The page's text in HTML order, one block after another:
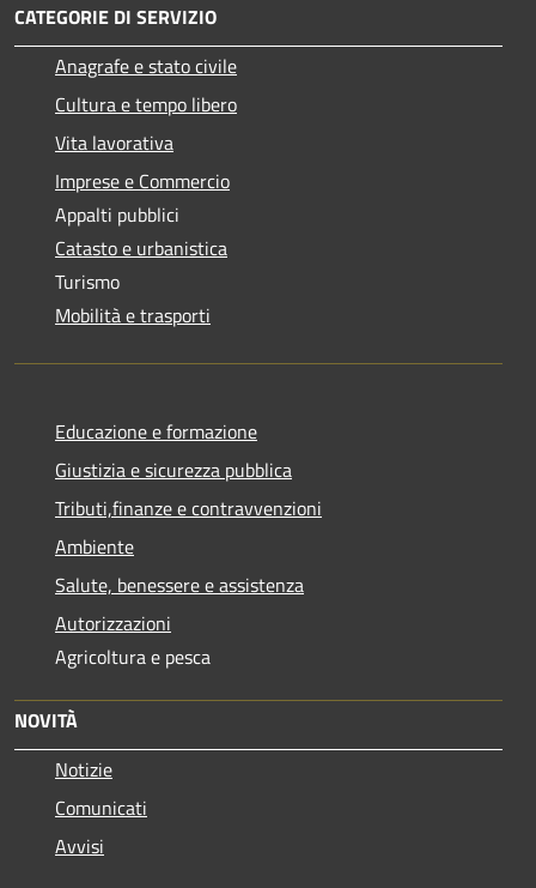
CATEGORIE DI SERVIZIO
Anagrafe e stato civile
Cultura e tempo libero
Vita lavorativa
Imprese e Commercio
Appalti pubblici
Catasto e urbanistica
Turismo
Mobilità e trasporti
Educazione e formazione
Giustizia e sicurezza pubblica
Tributi,finanze e contravvenzioni
Ambiente
Salute, benessere e assistenza
Autorizzazioni
Agricoltura e pesca
NOVITÀ
Notizie
Comunicati
Avvisi